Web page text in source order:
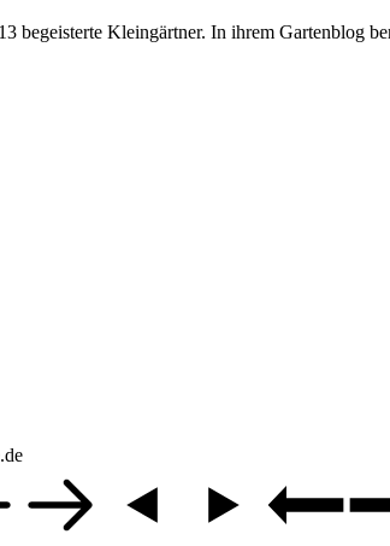
begeisterte Kleingärtner. In ihrem Gartenblog